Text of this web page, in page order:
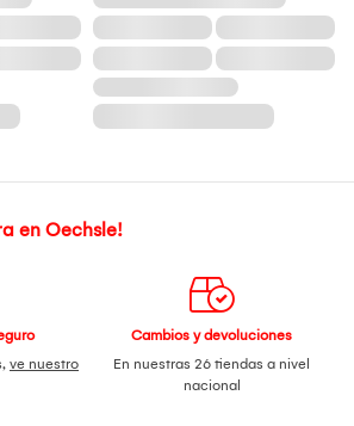
en Oechsle!
ve nuestro
Cambios y devoluciones
En nuestras 26 tiendas a nivel
nacional